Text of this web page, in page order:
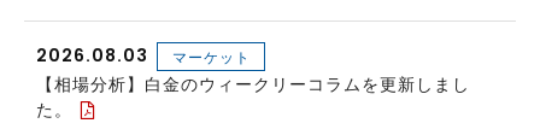
2026.08.03 マーケット
【相場分析】白金のウィークリーコラムを更新しまし
た。